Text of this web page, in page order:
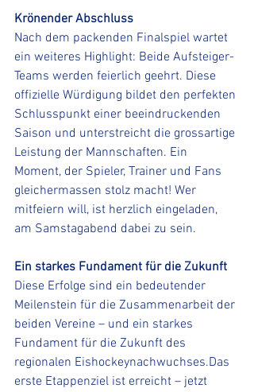
Krönender Abschluss
Nach dem packenden Finalspiel wartet
ein weiteres Highlight: Beide Aufsteiger-
Teams werden feierlich geehrt. Diese
offizielle Würdigung bildet den perfekten
Schlusspunkt einer beeindruckenden
Saison und unterstreicht die grossartige
Leistung der Mannschaften. Ein
Moment, der Spieler, Trainer und Fans
gleichermassen stolz macht! Wer
mitfeiern will, ist herzlich eingeladen,
am Samstagabend dabei zu sein.
Ein starkes Fundament für die Zukunft
Diese Erfolge sind ein bedeutender
Meilenstein für die Zusammenarbeit der
beiden Vereine – und ein starkes
Fundament für die Zukunft des
regionalen Eishockeynachwuchses.Das
erste Etappenziel ist erreicht – jetzt